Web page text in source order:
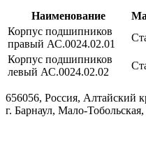
Наименование
Корпус подшипников
правый АС.0024.02.01
Корпус подшипников
левый АС.0024.02.02
656056, Россия, Алтайский
г. Барнаул, Мало-Тобольская,